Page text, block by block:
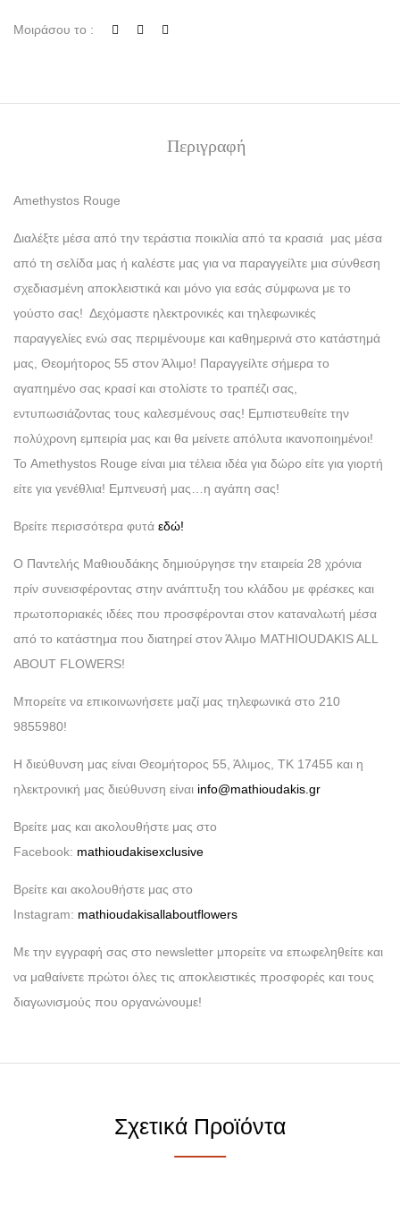
Μοιράσου το :
Περιγραφή
Amethystos Rouge
Διαλέξτε μέσα από την τεράστια ποικιλία από τα κρασιά μας μέσα
από τη σελίδα μας ή καλέστε μας για να παραγγείλτε μια σύνθεση
σχεδιασμένη αποκλειστικά και μόνο για εσάς σύμφωνα με το
γούστο σας! Δεχόμαστε ηλεκτρονικές και τηλεφωνικές
παραγγελίες ενώ σας περιμένουμε και καθημερινά στο κατάστημά
μας, Θεομήτορος 55 στον Άλιμο! Παραγγείλτε σήμερα το
αγαπημένο σας κρασί και στολίστε το τραπέζι σας,
εντυπωσιάζοντας τους καλεσμένους σας! Εμπιστευθείτε την
πολύχρονη εμπειρία μας και θα μείνετε απόλυτα ικανοποιημένοι!
Το Amethystos Rouge είναι μια τέλεια ιδέα για δώρο είτε για γιορτή
είτε για γενέθλια! Εμπνευσή μας…η αγάπη σας!
Βρείτε περισσότερα φυτά εδώ!
Ο Παντελής Μαθιουδάκης δημιούργησε την εταιρεία 28 χρόνια
πρίν συνεισφέροντας στην ανάπτυξη του κλάδου με φρέσκες και
πρωτοποριακές ιδέες που προσφέρονται στον καταναλωτή μέσα
από το κατάστημα που διατηρεί στον Άλιμο MATHIOUDAKIS ALL
ABOUT FLOWERS!
Μπορείτε να επικοινωνήσετε μαζί μας τηλεφωνικά στο 210
9855980!
Η διεύθυνση μας είναι Θεομήτορος 55, Άλιμος, ΤΚ 17455 και η
ηλεκτρονική μας διεύθυνση είναι info@mathioudakis.gr
Βρείτε μας και ακολουθήστε μας στο
Facebook: mathioudakisexclusive
Βρείτε και ακολουθήστε μας στο
Instagram: mathioudakisallaboutflowers
Με την εγγραφή σας στο newsletter μπορείτε να επωφεληθείτε και
να μαθαίνετε πρώτοι όλες τις αποκλειστικές προσφορές και τους
διαγωνισμούς που οργανώνουμε!
Σχετικά Προϊόντα